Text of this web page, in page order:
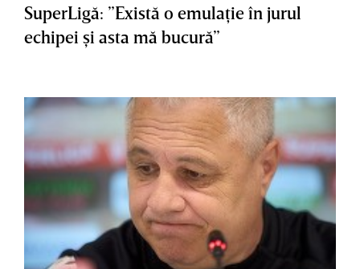
SuperLigă: ”Există o emulaţie în jurul
echipei şi asta mă bucură”